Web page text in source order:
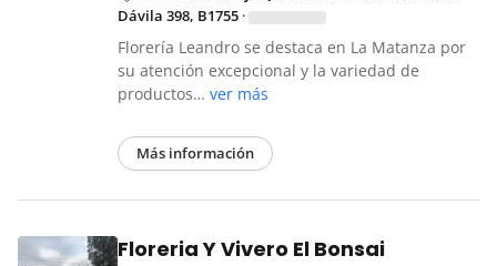
Dávila 398, B1755 ·
Florería Leandro se destaca en La Matanza por
su atención excepcional y la variedad de
productos… ver más
Más información
Floreria Y Vivero El Bonsai